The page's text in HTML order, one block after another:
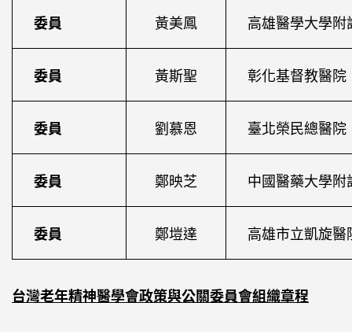
委員 黃美鳳 高雄醫學大學
委員 黃斯聖 彰化基督教醫院
委員 劉慕恩 臺北榮民總醫院
委員 鄭映芝 中國醫藥大學附
委員 鄭塏達 高雄市立凱旋醫
台灣老年精神醫學會政策與公關委員會組織章程